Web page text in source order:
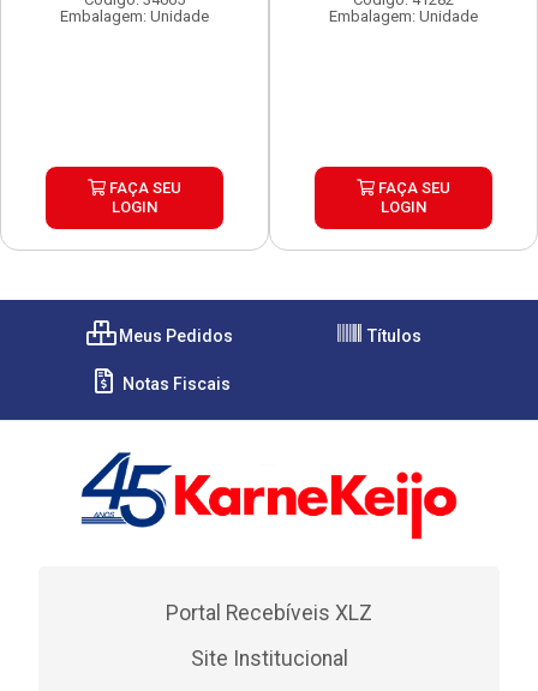
Embalagem: Unidade
FAÇA SEU
LOGIN
Embalagem: Unidade
FAÇA SEU
LOGIN
Meus Pedidos Títulos
Notas Fiscais
Portal Recebíveis XLZ
Site Institucional